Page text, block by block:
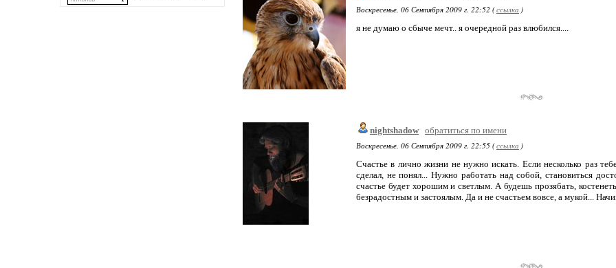
Воскресенье, 06 Сентября 2009 г. 22:52 (ссылка )
я не думаю о сбыче мечт.. я очередной раз влюбился....
nightshadow обратиться по имени
Воскресенье, 06 Сентября 2009 г. 22:55 (ссылка )
Счастье в лично жизни не нужно искать. Если несколько раз
сделал, не понял... Нужно работать над собой, становиться
счастье будет хорошим и светлым. А будешь прозябать,
безрадостным и застоялым. Да и не счастьем вовсе, а мукой...